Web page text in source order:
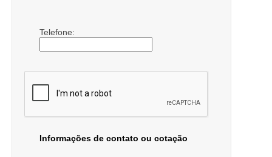
Telefone:
Informações de contato ou cotação